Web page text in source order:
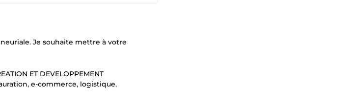
Je souhaite mettre à votre
ET DEVELOPPEMENT
e-commerce, logistique,